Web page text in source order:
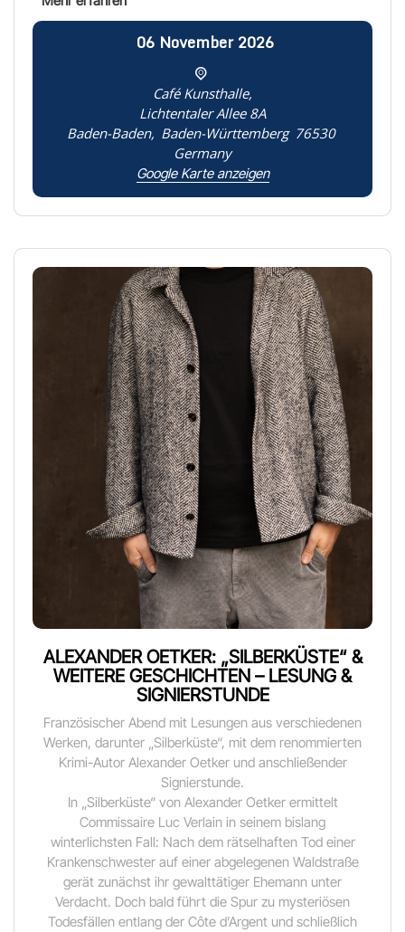
06 November 2026
Café Kunsthalle,
Lichtentaler Allee 8A
Baden-Baden, Baden-Württemberg 76530
Germany
Google Karte anzeigen
ALEXANDER OETKER: „SILBERKÜSTE“ &
WEITERE GESCHICHTEN – LESUNG &
SIGNIERSTUNDE
Französischer Abend mit Lesungen aus verschiedenen
Werken, darunter „Silberküste“, mit dem renommierten
Krimi-Autor Alexander Oetker und anschließender
Signierstunde.
In „Silberküste“ von Alexander Oetker ermittelt
Commissaire Luc Verlain in seinem bislang
winterlichsten Fall: Nach dem rätselhaften Tod einer
Krankenschwester auf einer abgelegenen Waldstraße
gerät zunächst ihr gewalttätiger Ehemann unter
Verdacht. Doch bald führt die Spur zu mysteriösen
Todesfällen entlang der Côte d’Argent und schließlich